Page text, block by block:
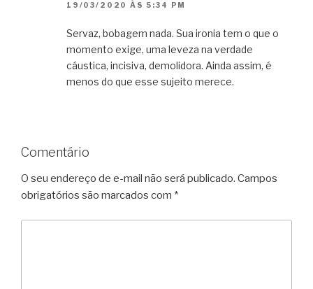
19/03/2020 ÀS 5:34 PM
Servaz, bobagem nada. Sua ironia tem o que o
momento exige, uma leveza na verdade
cáustica, incisiva, demolidora. Ainda assim, é
menos do que esse sujeito merece.
Comentário
O seu endereço de e-mail não será publicado. Campos
obrigatórios são marcados com *